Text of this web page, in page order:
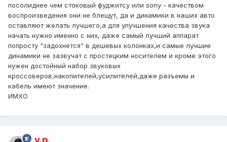
посолиднее чем стоковый фуджитсу или sony - качеством
воспроизведения они не блещут, да и динамики в наших авто
оставляют желать лучшего,а для улучшения качества звука
начать нужно именно с них, даже самый лучший аппарат
попросту "задохнется" в дешевых колонках,и самые лучшие
динамики не зазвучат с простецким носителем и кроме этого
нужен достойный набор звуковых
кроссоверов,накопителей,усилителей,даже разъемы и
кабель имеют значение.
ИМХО